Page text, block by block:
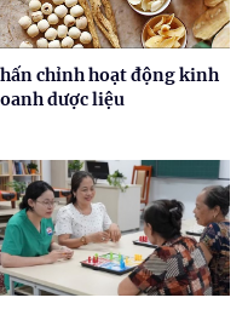
chỉnh hoạt động kinh
dược liệu